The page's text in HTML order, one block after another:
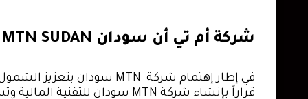
شركة أم تي أن سودان MTN SUDAN تنشئ شركة منفصلة للتكنولوجيا المالية